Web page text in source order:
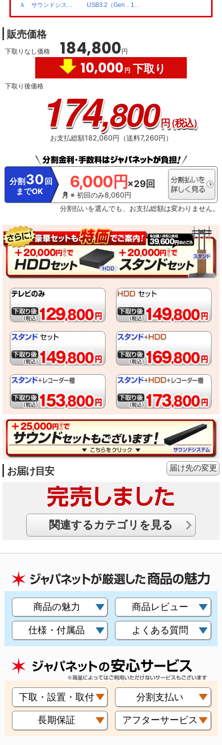
優先される予約によって、録画されない場合があります。連続ドラマ番組など
ます。 【ネットワークに関するご注意】・ 本機で当社が提供するネットワーク
サービスを利用する場合、予約ランキングの集計や情報端末上での情報表示な
どのため、本機の操作情報（チャンネル切換、録画予約、録画番組、検索履歴
など）、動作状態の履歴情報、本機に接続されたUSBハードディスクなどの識
別情報や動作状態の履歴情報などや、ご登録いただいた都道府県、性別などの
情報がメーカーまたはメーカーの委託先のサーバーで記録されます。これらの
情報は、ネットワークサービスの提供以外に、品質改善やマーケティングなど
の目的で利用することがあり、この目的の範囲内で第三者に提供する場合があ
ります。これらの情報からメーカーが利用者個人を特定することはありません
。※ レグザプライバシーポリシーを同意しない設定にした場合には、それまで
にサーバーが収集した本機や本機に接続された機器に関する情報は、サーバー
から消去されます。ネットワークに接続されていない場合には、次にネットワ
ークに接続した際にサーバーから消去されます。※ メーカーが提供するネット
ワークサービスは予告なく休止、終了、または内容を変更する場合がありま
す。※ ご利用にはインターネットプロバイダーや回線事業者との契約・使用料
ネットへの接続が必要です。・ インターネットの接続には、通信事業者やプロ
バイダー（インターネット接続業者）との契約が必要です。
Ａ サウンドシステ
USB3.2（Gen．1）
販売価格
下取りなし価格 184,800円
10,000 円 下取り
下取り後価格 174,800円（税込）
お支払総額182,060円（送料7,260円）
分割 30 回
までOK
6,000円×29回
※ 初回のみ8,060円
分割払いを選んでも、お支払総額は変わりません。
お届け目安 届け先の変更
関連するカテゴリを見る
商品の魅力 商品レビュー
仕様・付属品 よくある質問
下取・設置・取付 分割支払い
長期保証 アフターサービス